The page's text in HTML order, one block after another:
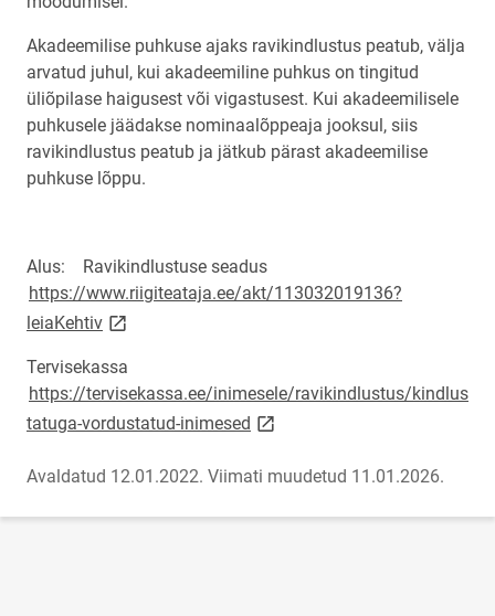
Akadeemilise puhkuse ajaks ravikindlustus peatub, välja
arvatud juhul, kui akadeemiline puhkus on tingitud
üliõpilase haigusest või vigastusest. Kui akadeemilisele
puhkusele jäädakse nominaalõppeaja jooksul, siis
ravikindlustus peatub ja jätkub pärast akadeemilise
puhkuse lõppu.
Alus: Ravikindlustuse seadus
https://www.riigiteataja.ee/akt/113032019136?
leiaKehtivlink opens on new page
Tervisekassa
https://tervisekassa.ee/inimesele/ravikindlustus/kindlus
tatuga-vordustatud-inimesed link opens on new page
Avaldatud 12.01.2022. Viimati muudetud 11.01.2026.